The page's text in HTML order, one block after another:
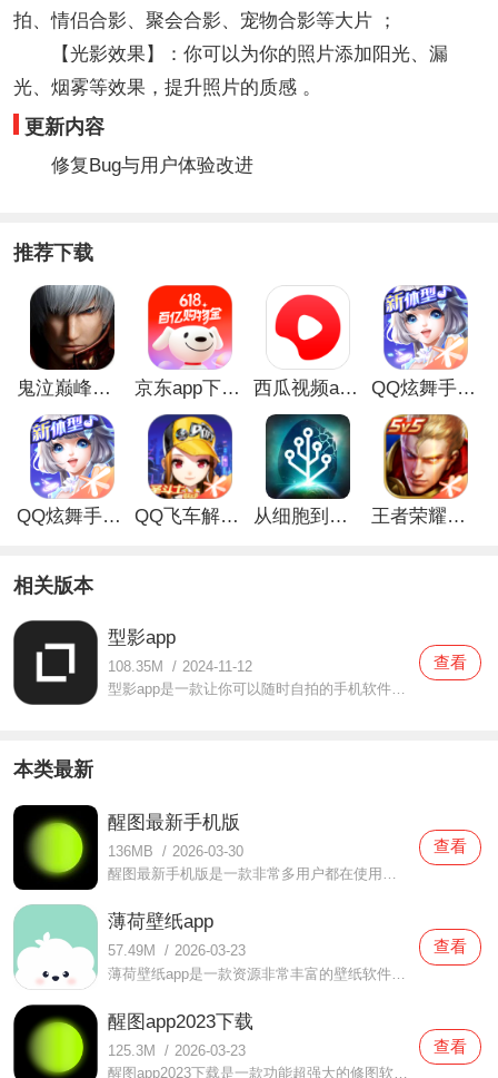
拍、情侣合影、聚会合影、宠物合影等大片 ；
【光影效果】：你可以为你的照片添加阳光、漏
光、烟雾等效果，提升照片的质感 。
更新内容
修复Bug与用户体验改进
推荐下载
鬼泣巅峰之战最新破解版 京东app下载安装 西瓜视频app安卓版 QQ炫舞手游破解版
QQ炫舞手游解锁版 QQ飞车解锁版无限钻石最新版 从细胞到奇点手游 王者荣耀无限点券解锁版
相关版本
型影app
108.35M / 2024-11-12
型影app是一款让你可以随时自拍的手机软件，型影app这款软件当中有很多拍照素材可以让你使用，很多工具在使用的过程中非常方便，并且大家可以非常轻松舒适的享受在这里拍摄的时候，就算你是新手也可以非常灵活的使用这里的拍照工具，这款软件当中不仅有分男女拍照，还有闺蜜
查看
本类最新
醒图最新手机版
136MB / 2026-03-30
查看
薄荷壁纸app
57.49M / 2026-03-23
薄荷壁纸app是一款资源非常丰富的壁纸软件，在这款薄荷壁纸app中有非常多的壁纸都可以让用户们自由选择体验的，同时也会实时更新资源，让你们都可以随时使用潮流壁纸哦，操作起来也是比较简单的，而且这些资源统统都是不需要花钱就能购买的，你们都可以放心体验，有需要的话
查看
醒图app2023下载
125.3M / 2026-03-23
醒图app2023下载是一款功能超强大的修图软件，在这款醒图app2023下载中用户们都可以轻松上手使用的，这里面设计比较简单，基本上用户们有什么需求都可以轻松实现的，各种美颜滤镜统统都有，同时还提供了一键修图的功能，不会修图的用户也可以放心使用哦，还没有下载的朋友们快来
查看